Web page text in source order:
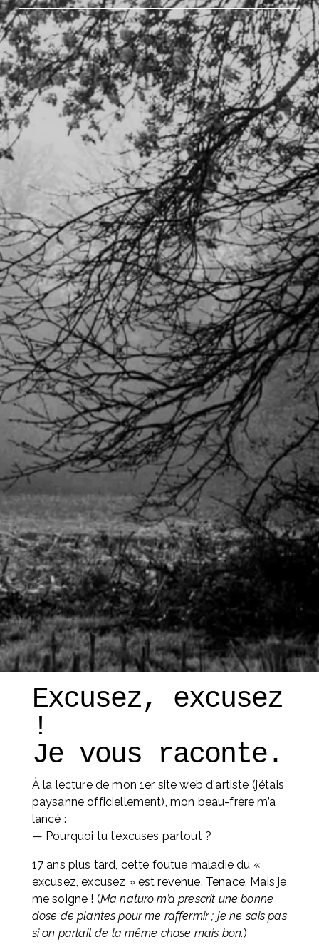
Excusez, excusez
!
À la lecture de mon 1er site web d'artiste (j’étais
paysanne officiellement), mon beau-frère m’a
lancé :
— Pourquoi tu t’excuses partout ?
17 ans plus tard, cette foutue maladie du «
excusez, excusez » est revenue. Tenace. Mais je
me soigne ! (Ma naturo m’a prescrit une bonne
dose de plantes pour me raffermir ; je ne sais pas
si on parlait de la même chose mais bon.)